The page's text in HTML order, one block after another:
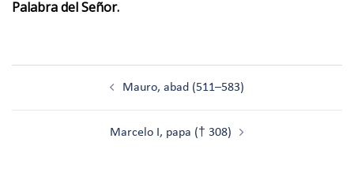
Palabra del Señor.
Mauro, abad (511–583)
Marcelo I, papa († 308)